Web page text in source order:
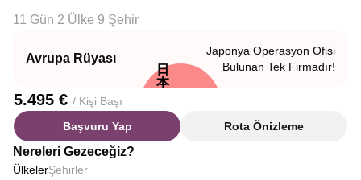
11 Gün 2 Ülke 9 Şehir
Avrupa Rüyası
日
本
Japonya Operasyon Ofisi
Bulunan Tek Firmadır!
5.495 € / Kişi Başı
Başvuru Yap
Rota Önizleme
Nereleri Gezeceğiz?
ÜlkelerŞehirler